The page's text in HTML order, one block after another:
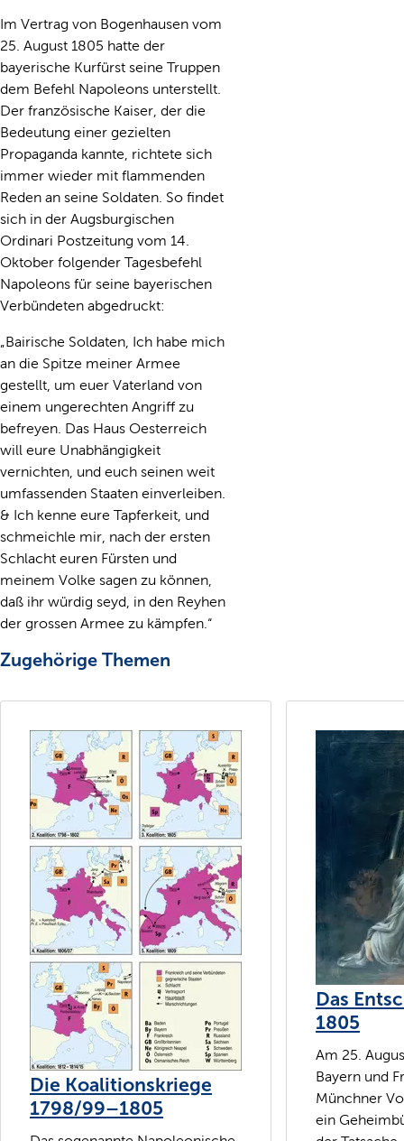
Im Vertrag von Bogenhausen vom
25. August 1805 hatte der
bayerische Kurfürst seine Truppen
dem Befehl Napoleons unterstellt.
Der französische Kaiser, der die
Bedeutung einer gezielten
Propaganda kannte, richtete sich
immer wieder mit flammenden
Reden an seine Soldaten. So findet
sich in der Augsburgischen
Ordinari Postzeitung vom 14.
Oktober folgender Tagesbefehl
Napoleons für seine bayerischen
Verbündeten abgedruckt:
„Bairische Soldaten, Ich habe mich
an die Spitze meiner Armee
gestellt, um euer Vaterland von
einem ungerechten Angriff zu
befreyen. Das Haus Oesterreich
will eure Unabhängigkeit
vernichten, und euch seinen weit
umfassenden Staaten einverleiben.
& Ich kenne eure Tapferkeit, und
schmeichle mir, nach der ersten
Schlacht euren Fürsten und
meinem Volke sagen zu können,
daß ihr würdig seyd, in den Reyhen
der grossen Armee zu kämpfen.“
Zugehörige Themen
Die Koalitionskriege
1798/99–1805
Das
1805
Am 25.
Bayern und
Münchner
ein